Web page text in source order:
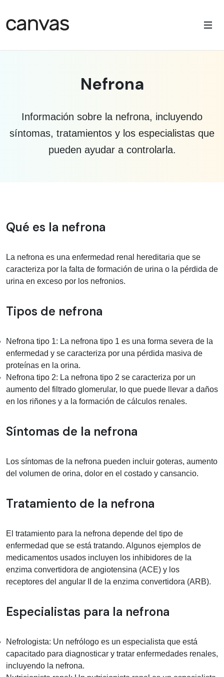
Nefrona
Información sobre la nefrona, incluyendo
síntomas, tratamientos y los especialistas que
pueden ayudar a controlarla.
Información médica sobre nefrona
Qué es la nefrona
La nefrona es una enfermedad renal hereditaria que se
caracteriza por la falta de formación de urina o la pérdida de
urina en exceso por los nefronios.
Tipos de nefrona
Nefrona tipo 1: La nefrona tipo 1 es una forma severa de la
enfermedad y se caracteriza por una pérdida masiva de
proteínas en la orina.
Nefrona tipo 2: La nefrona tipo 2 se caracteriza por un
aumento del filtrado glomerular, lo que puede llevar a daños
en los riñones y a la formación de cálculos renales.
Síntomas de la nefrona
Los síntomas de la nefrona pueden incluir goteras, aumento
del volumen de orina, dolor en el costado y cansancio.
Tratamiento de la nefrona
El tratamiento para la nefrona depende del tipo de
enfermedad que se está tratando. Algunos ejemplos de
medicamentos usados incluyen los inhibidores de la
enzima convertidora de angiotensina (ACE) y los
receptores del angular II de la enzima convertidora (ARB).
Especialistas para la nefrona
Nefrologista: Un nefrólogo es un especialista que está
capacitado para diagnosticar y tratar enfermedades renales,
incluyendo la nefrona.